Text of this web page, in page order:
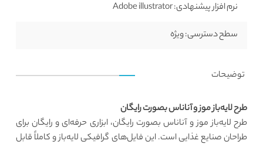
نرم افزار پیشنهادی:
سطح دسترسی:ویژه
توضیحات
طرح لایه‌باز موز و آناناس بصورت رایگان
طرح لایه‌باز موز و آناناس بصورت رایگان، ابزاری حرفه‌ای و رایگان برای
طراحان صنایع غذایی است. این فایل‌های گرافیکی لایه‌باز و کاملاً قابل